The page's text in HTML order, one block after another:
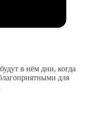
в нём дни, когда
для